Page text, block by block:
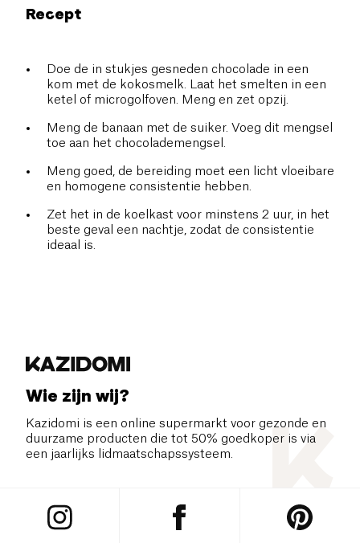
Recept
Doe de in stukjes gesneden chocolade in een
kom met de kokosmelk. Laat het smelten in een
ketel of microgolfoven. Meng en zet opzij.
Meng de banaan met de suiker. Voeg dit mengsel
toe aan het chocolademengsel.
Meng goed, de bereiding moet een licht vloeibare
en homogene consistentie hebben.
Zet het in de koelkast voor minstens 2 uur, in het
beste geval een nachtje, zodat de consistentie
ideaal is.
Wie zijn wij?
Kazidomi is een online supermarkt voor gezonde en
duurzame producten die tot 50% goedkoper is via
een jaarlijks lidmaatschapssysteem.